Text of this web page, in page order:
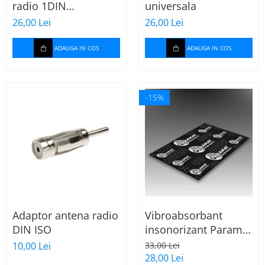
radio 1DIN
universala
26,00 Lei
ADAUGA IN COS
universala
26,00 Lei
ADAUGA IN COS
Adaptor antena radio
DIN ISO
10,00 Lei
-15%
Vibroabsorbant
insonorizant Paramat
Standard 1.8mm 70x
50cm, 1 coala
33,00 Lei
28,00 Lei